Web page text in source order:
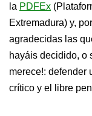
la PDFEx
Extremadura) y,
agradecidas las
hayáis decidido, o
merece!: defender
crítico y el libre